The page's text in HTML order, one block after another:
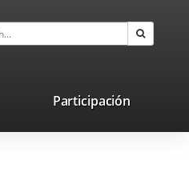
Participación